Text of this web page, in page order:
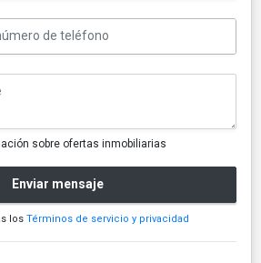
sobre ofertas inmobiliarias
Enviar mensaje
los Términos de servicio y privacidad